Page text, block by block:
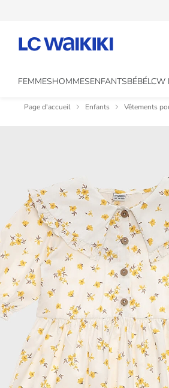
FEMMESHOMMESENFANTSBÉBÉLCW
Page d'accueil Enfants Vêtements